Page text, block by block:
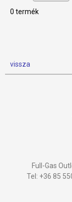
0 termék
vissza
Full-Gas
Tel: +36 85